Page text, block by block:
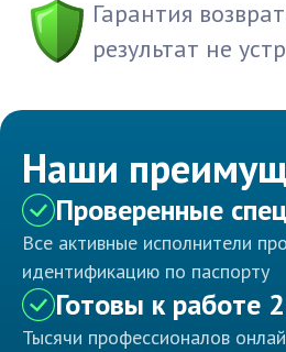
Гарантия
результат не
Наши
Проверенные
Все активные исполнители
идентификацию по паспорту
Готовы к работе
Тысячи профессионалов